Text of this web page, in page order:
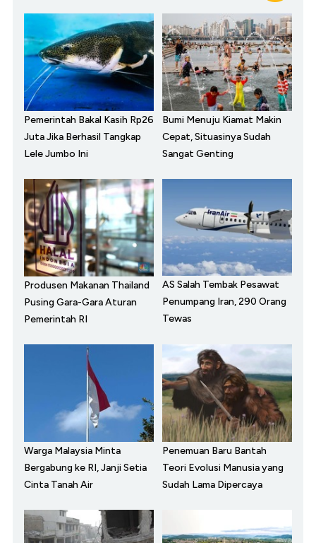
Pemerintah Bakal Kasih Rp26
Juta Jika Berhasil Tangkap
Lele Jumbo Ini
Bumi Menuju Kiamat Makin
Cepat, Situasinya Sudah
Sangat Genting
Produsen Makanan Thailand
Pusing Gara-Gara Aturan
Pemerintah RI
AS Salah Tembak Pesawat
Penumpang Iran, 290 Orang
Tewas
Warga Malaysia Minta
Bergabung ke RI, Janji Setia
Cinta Tanah Air
Penemuan Baru Bantah
Teori Evolusi Manusia yang
Sudah Lama Dipercaya